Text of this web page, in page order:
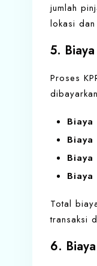
jumlah
lokasi
5.
Proses
Biaya
Biaya
Total
transaksi
6.